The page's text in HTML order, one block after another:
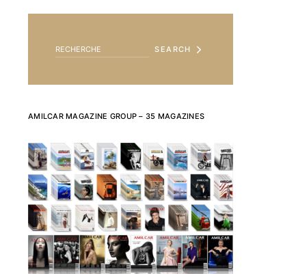
SEARCH
AMILCAR MAGAZINE GROUP – 35 MAGAZINES